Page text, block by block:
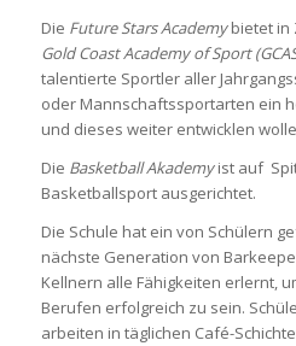
Die Future Stars Academybietet in
Gold Coast Academy of Sport
talentierte Sportler aller
oder Mannschaftssportarten ein
und dieses weiter entwicklen
Die Basketball Akademyist auf
Basketballsport ausgerichtet.
Die Schule hat ein von Schülern
nächste Generation von
Kellnern alle Fähigkeiten erlernt,
Berufen erfolgreich zu sein.
arbeiten in täglichen Café-